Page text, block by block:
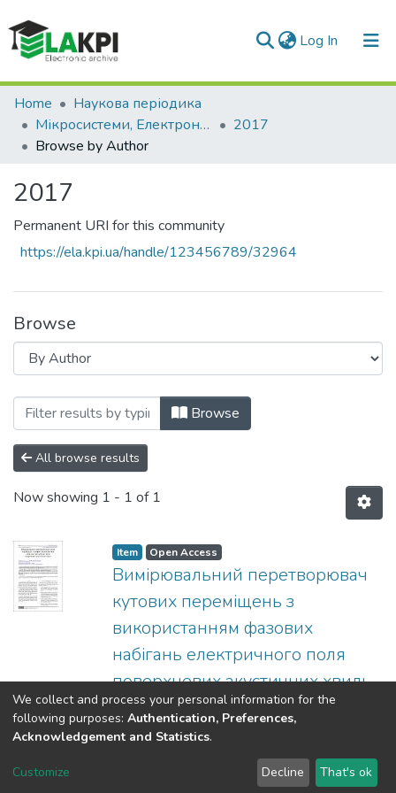
Log In (current)
Communities & Collections
All of DSpace
Home
Наукова періодика
Мікросистеми, Електроніка та Акустика
2017
Browse by Author
2017
Permanent URI for this community
https://ela.kpi.ua/handle/123456789/32964
Browse
Browsing 2017 by Author "Жовнір,
Browse
All browse results
Now showing 1 - 1 of 1
Item Open Access
Вимірювальний перетворювач
кутових переміщень з
використанням фазових
набігань електричного поля
поверхневих акустичних хвиль
(КПІ ім. Ігоря Сікорського,2017)
Жовнір, Микола Федорович
DSpace software copyright © 2002-2026 LYRASIS
Send Feedback
We collect and process your personal information for the
following purposes: Authentication, Preferences,
Acknowledgement and Statistics.
Customize Decline That's ok